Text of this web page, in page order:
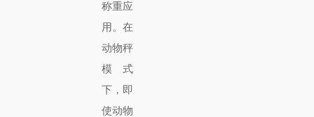
称重应
用。在
动物秤
模式
下，即
使动物